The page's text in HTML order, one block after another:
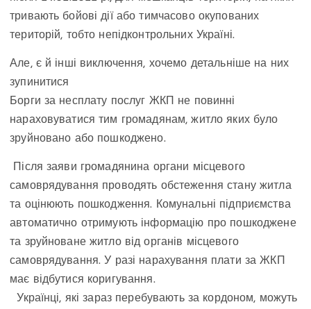
тривають бойові дії або тимчасово окупованих
територій, тобто непідконтрольних Україні.
Але, є й інші виключення, хочемо детальніше на них
зупинитися
Борги за несплату послуг ЖКП не повинні
нараховуватися тим громадянам, житло яких було
зруйновано або пошкоджено.
Після заяви громадянина органи місцевого
самоврядування проводять обстеження стану житла
та оцінюють пошкодження. Комунальні підприємства
автоматично отримують інформацію про пошкоджене
та зруйноване житло від органів місцевого
самоврядування. У разі нарахування плати за ЖКП
має відбутися коригування.
Українці, які зараз перебувають за кордоном, можуть